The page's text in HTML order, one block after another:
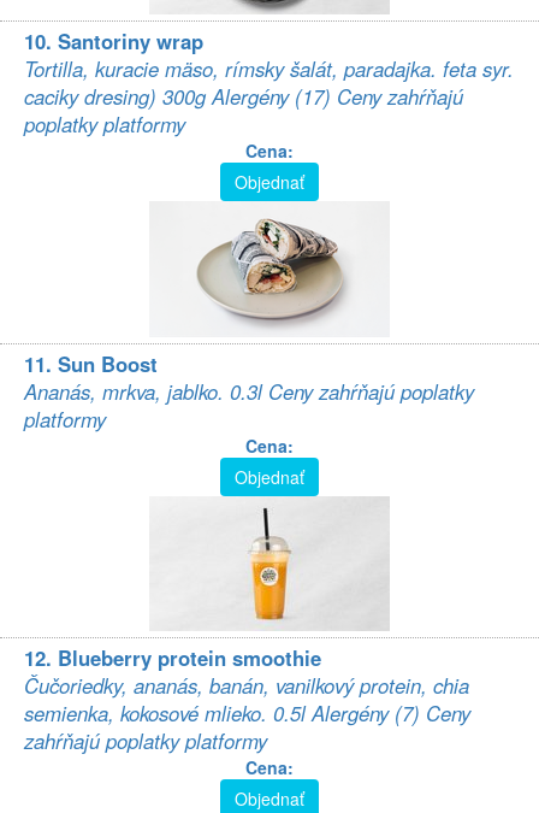
10. Santoriny wrap
Tortilla, kuracie mäso, rímsky šalát, paradajka. feta syr.
caciky dresing) 300g Alergény (17) Ceny zahŕňajú
poplatky platformy
Cena:
Objednať
11. Sun Boost
Ananás, mrkva, jablko. 0.3l Ceny zahŕňajú poplatky
platformy
Cena:
Objednať
12. Blueberry protein smoothie
Čučoriedky, ananás, banán, vanilkový protein, chia
semienka, kokosové mlieko. 0.5l Alergény (7) Ceny
zahŕňajú poplatky platformy
Cena:
Objednať